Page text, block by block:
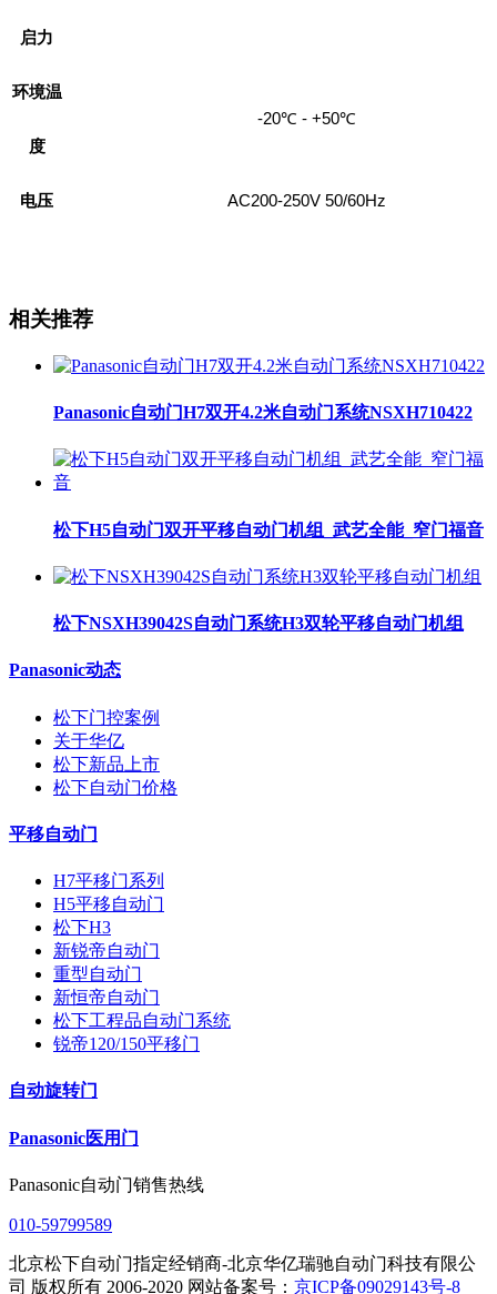
启力
环境温
度
-20℃ - +50℃
电压 AC200-250V 50/60Hz
相关推荐
Panasonic自动门H7双开4.2米自动门系统NSXH710422
松下H5自动门双开平移自动门机组_武艺全能_窄门福音
松下NSXH39042S自动门系统H3双轮平移自动门机组
Panasonic动态
松下门控案例
关于华亿
松下新品上市
松下自动门价格
平移自动门
H7平移门系列
H5平移自动门
松下H3
新锐帝自动门
重型自动门
新恒帝自动门
松下工程品自动门系统
锐帝120/150平移门
自动旋转门
Panasonic医用门
Panasonic自动门销售热线
010-59799589
北京松下自动门指定经销商-北京华亿瑞驰自动门科技有限公
司 版权所有 2006-2020 网站备案号： 京ICP备09029143号-8